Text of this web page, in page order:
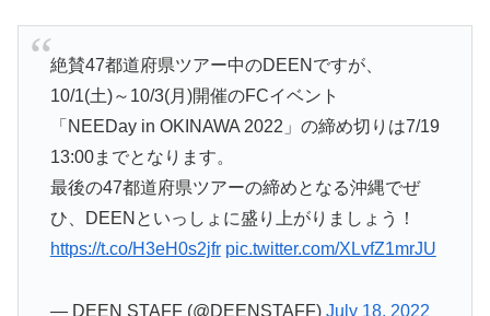
絶賛47都道府県ツアー中のDEENですが、
10/1(土)～10/3(月)開催のFCイベント
「NEEDay in OKINAWA 2022」の締め切りは7/19
13:00までとなります。
最後の47都道府県ツアーの締めとなる沖縄でぜ
ひ、DEENといっしょに盛り上がりましょう！
https://t.co/H3eH0s2jfr pic.twitter.com/XLvfZ1mrJU
— DEEN STAFF (@DEENSTAFF) July 18, 2022